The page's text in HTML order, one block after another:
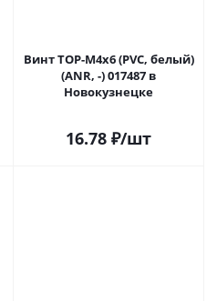
Винт TOP-M4x6 (PVC, белый)
(ANR, -) 017487 в
Новокузнецке
16.78 ₽/шт